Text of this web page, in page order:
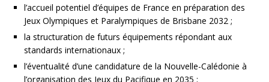
l’accueil potentiel d’équipes de France en préparation des
Jeux Olympiques et Paralympiques de Brisbane 2032 ;
la structuration de futurs équipements répondant aux
standards internationaux ;
l’éventualité d’une candidature de la Nouvelle-Calédonie à
l’organisation des Jeux du Pacifique en 2035 ;